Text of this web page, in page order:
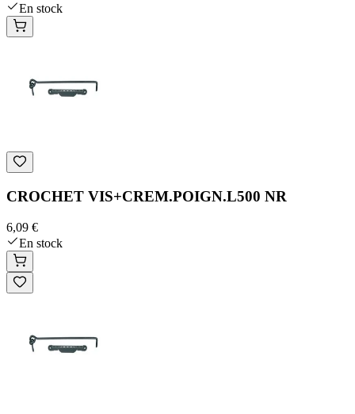
En stock
CROCHET VIS+CREM.POIGN.L500 NR
6,09 €
En stock